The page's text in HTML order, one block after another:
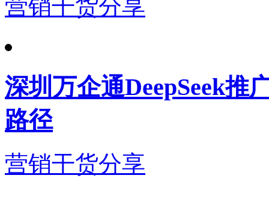
营销干货分享
深圳万企通DeepSeek推
路径
营销干货分享